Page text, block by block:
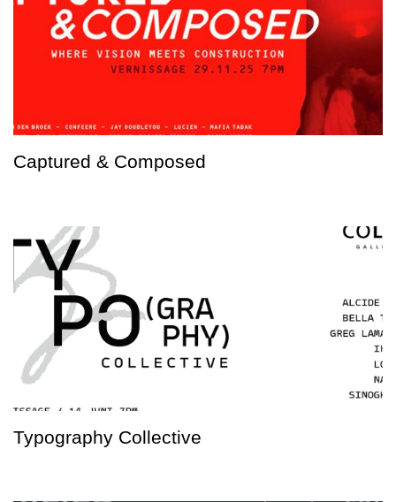
Captured & Composed
Typography Collective